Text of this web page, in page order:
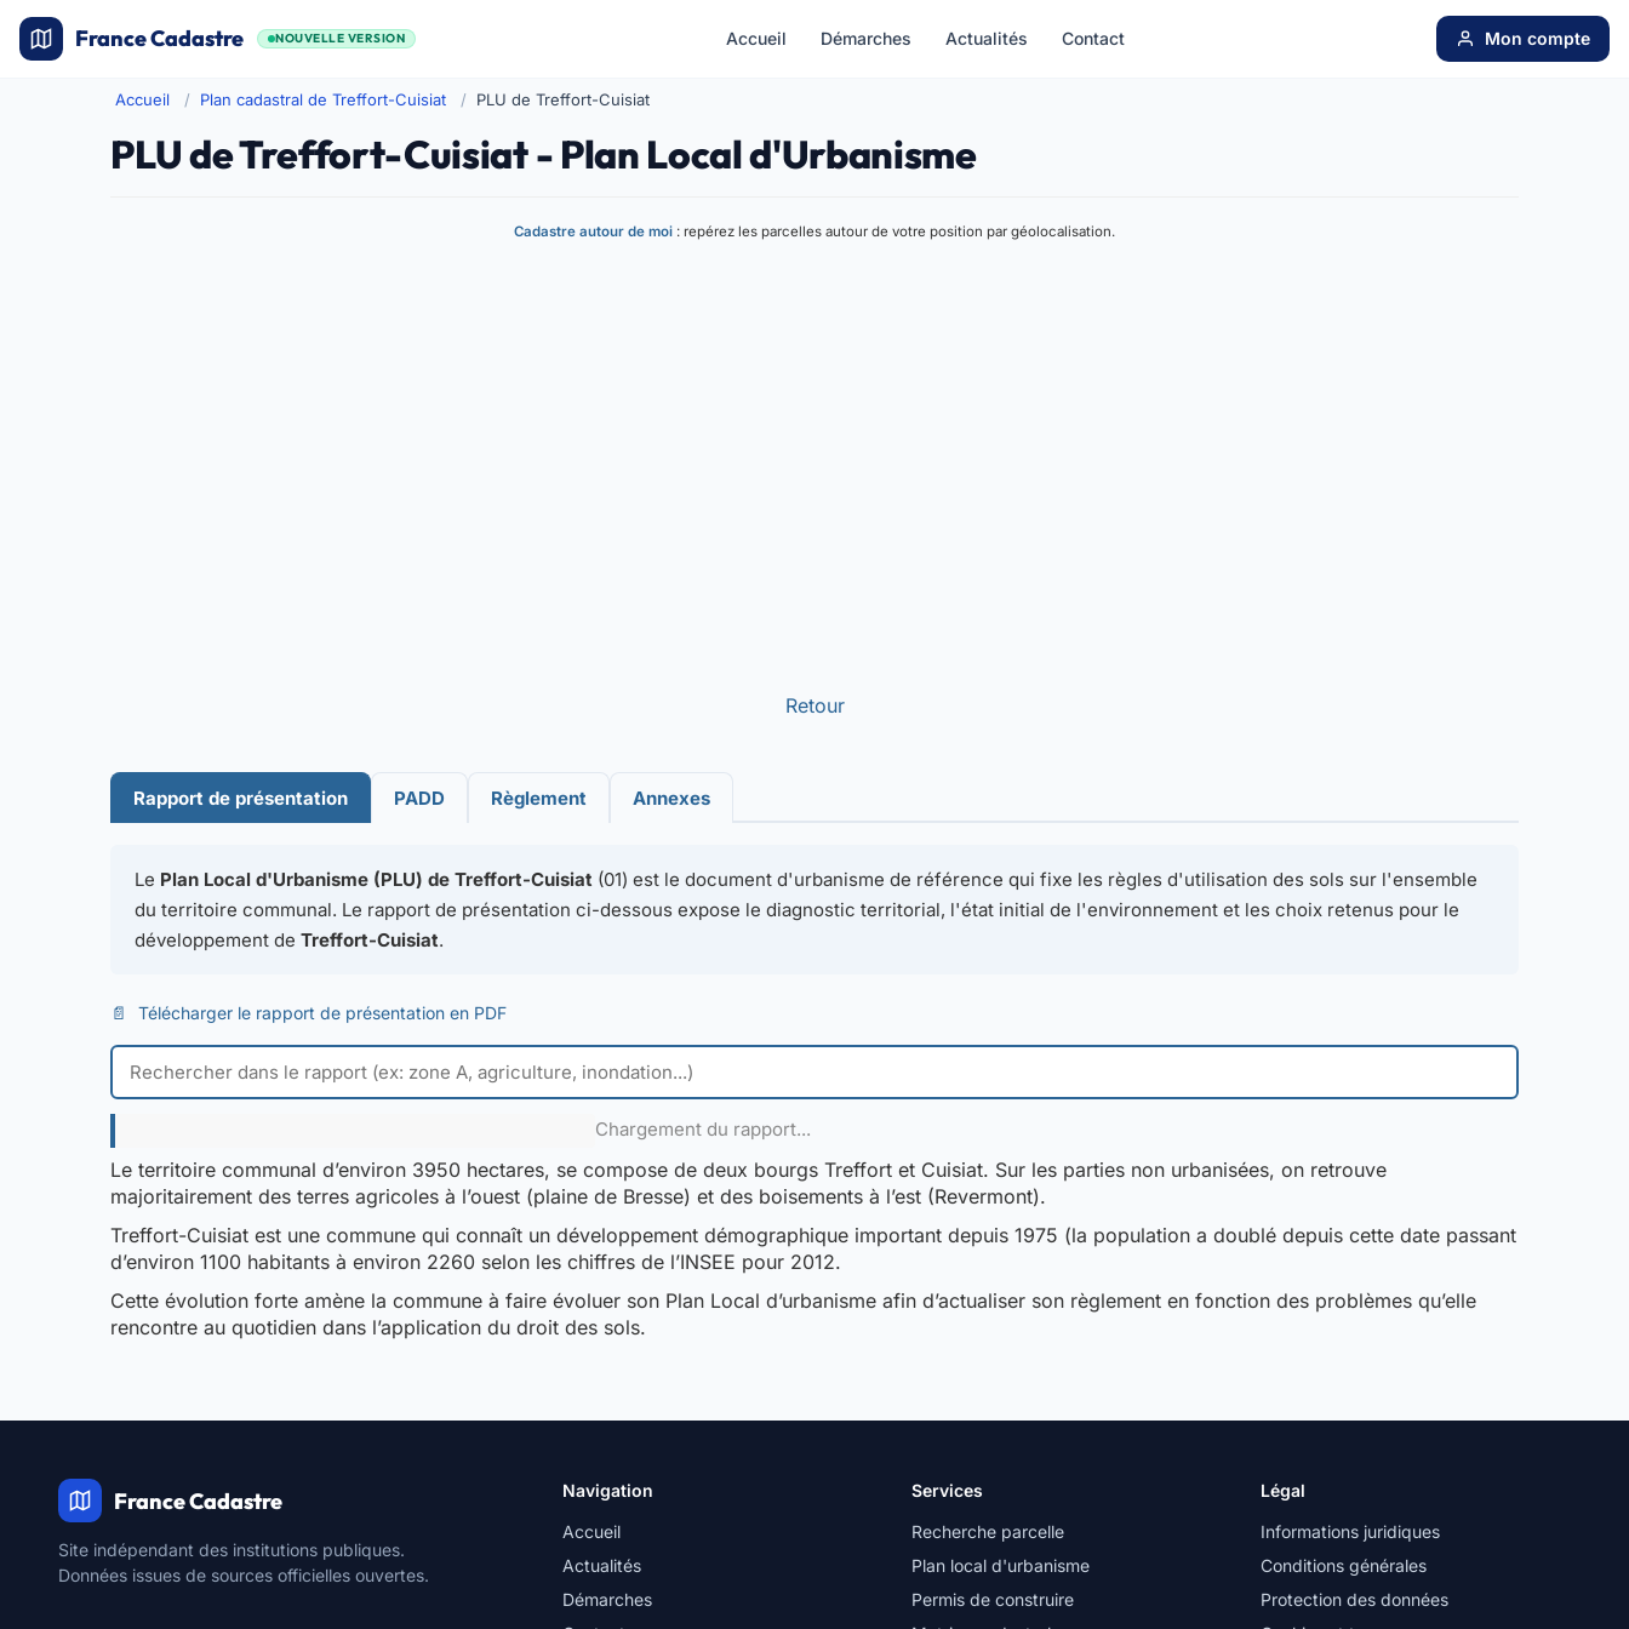
France Cadastre NOUVELLE VERSION Accueil Démarches Actualités Contact Mon compte
Accueil Plan cadastral de Treffort-Cuisiat PLU de Treffort-Cuisiat
PLU de Treffort-Cuisiat - Plan Local d'Urbanisme
Cadastre autour de moi : repérez les parcelles autour de votre position par géolocalisation.
Retour
Rapport de présentation PADD Règlement Annexes
Le Plan Local d'Urbanisme (PLU) de Treffort-Cuisiat (01) est le document d'urbanisme de référence qui fixe les règles d'utilisation des sols sur l'ensemble
du territoire communal. Le rapport de présentation ci-dessous expose le diagnostic territorial, l'état initial de l'environnement et les choix retenus pour le
développement deTreffort-Cuisiat.
📄 Télécharger le rapport de présentation en PDF
Chargement du rapport...
Le territoire communal d’environ 3950 hectares, se compose de deux bourgs Treffort et Cuisiat. Sur les parties non urbanisées, on retrouve
majoritairement des terres agricoles à l’ouest (plaine de Bresse) et des boisements à l’est (Revermont).
Treffort-Cuisiat est une commune qui connaît un développement démographique important depuis 1975 (la population a doublé depuis cette date passant
d’environ 1100 habitants à environ 2260 selon les chiffres de l’INSEE pour 2012.
Cette évolution forte amène la commune à faire évoluer son Plan Local d’urbanisme afin d’actualiser son règlement en fonction des problèmes qu’elle
rencontre au quotidien dans l’application du droit des sols.
France Cadastre
Site indépendant des institutions publiques.
Données issues de sources officielles ouvertes.
Navigation
Accueil
Actualités
Démarches
Services
Recherche parcelle
Plan local d'urbanisme
Permis de construire
Légal
Informations juridiques
Conditions générales
Protection des données